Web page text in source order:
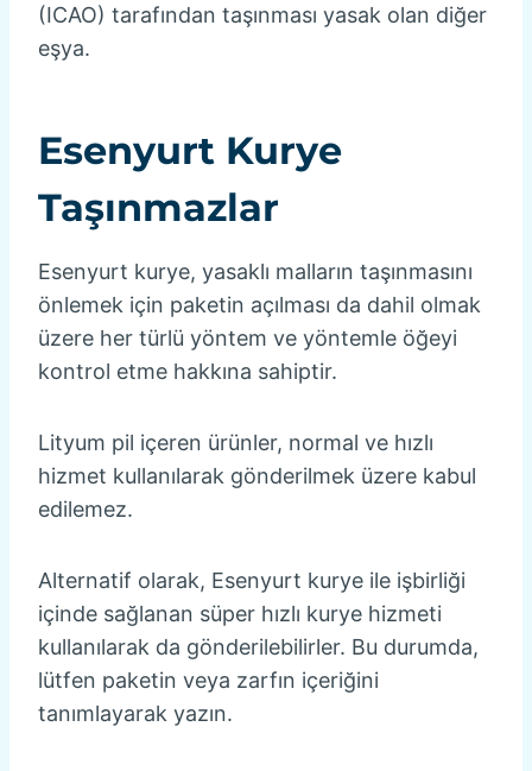
(ICAO) tarafından taşınması yasak olan diğer
eşya.
Esenyurt Kurye
Taşınmazlar
Esenyurt kurye, yasaklı malların taşınmasını
önlemek için paketin açılması da dahil olmak
üzere her türlü yöntem ve yöntemle öğeyi
kontrol etme hakkına sahiptir.
Lityum pil içeren ürünler, normal ve hızlı
hizmet kullanılarak gönderilmek üzere kabul
edilemez.
Alternatif olarak, Esenyurt kurye ile işbirliği
içinde sağlanan süper hızlı kurye hizmeti
kullanılarak da gönderilebilirler. Bu durumda,
lütfen paketin veya zarfın içeriğini
tanımlayarak yazın.